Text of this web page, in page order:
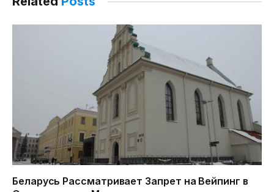
Беларусь Рассматривает Запрет на Вейпинг в